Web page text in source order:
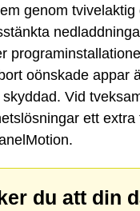
genom tvivelaktig
oönskade appar
Vid
ett
du att din